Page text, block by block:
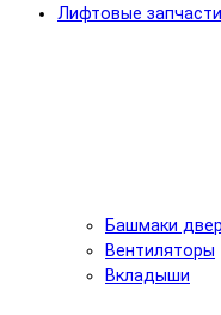
Лифтовые запчасти
Башмаки
Вентиляторы
Вкладыши